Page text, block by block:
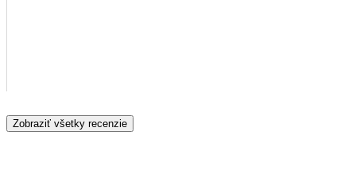
Zobraziť všetky recenzie